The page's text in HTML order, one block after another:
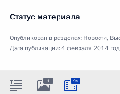
Статус материала
Опубликован в разделах: Новости,
Дата публикации:4 февраля 2014
1 9м